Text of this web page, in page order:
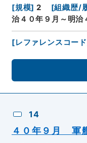
[規模] 2 [組織歴/
治４０年９月～明治
[レファレンスコード
14
４０年９月 軍